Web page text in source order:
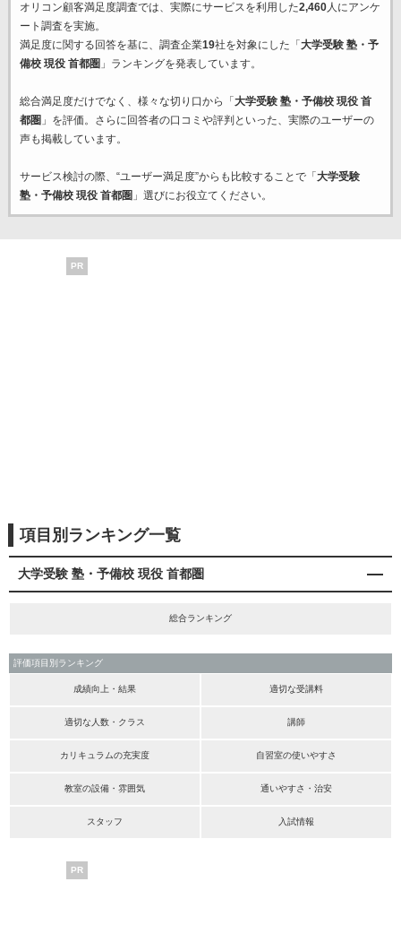
オリコン顧客満足度調査では、実際にサービスを利用した2,460人にアンケ
ート調査を実施。
満足度に関する回答を基に、調査企業19社を対象にした「 大学受験 塾・予
備校 現役 首都圏 」ランキングを発表しています。
総合満足度だけでなく、様々な切り口から「 大学受験 塾・予備校 現役 首
都圏 」を評価。さらに回答者の口コミや評判といった、実際のユーザーの
声も掲載しています。
サービス検討の際、“ユーザー満足度”からも比較することで「 大学受験
塾・予備校 現役 首都圏 」選びにお役立てください。
PR
項目別ランキング一覧
大学受験 塾・予備校 現役 首都圏
総合ランキング
評価項目別ランキング
成績向上・結果 適切な受講料
適切な人数・クラス 講師
カリキュラムの充実度 自習室の使いやすさ
教室の設備・雰囲気 通いやすさ・治安
スタッフ 入試情報
PR